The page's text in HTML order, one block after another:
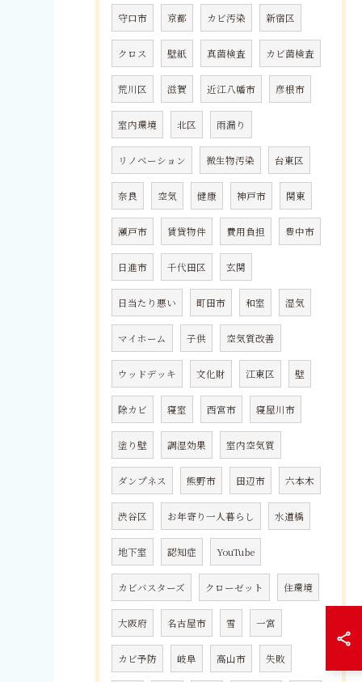
守口市 京都 カビ汚染 新宿区
クロス 壁紙 真菌検査 カビ菌検査
荒川区 滋賀 近江八幡市 彦根市
室内環境 北区 雨漏り
リノベーション 微生物汚染 台東区
奈良 空気 健康 神戸市 関東
瀬戸市 賃貸物件 費用負担 豊中市
日進市 千代田区 玄関
日当たり悪い 町田市 和室 湿気
マイホーム 子供 空気質改善
ウッドデッキ 文化財 江東区 壁
除カビ 寝室 西宮市 寝屋川市
塗り壁 調湿効果 室内空気質
ダンプネス 熊野市 田辺市 六本木
渋谷区 お年寄り一人暮らし 水道橋
地下室 認知症 YouTube
カビバスターズ クローゼット 住環境
大阪府 名古屋市 雪 一宮
カビ予防 岐阜 高山市 失敗